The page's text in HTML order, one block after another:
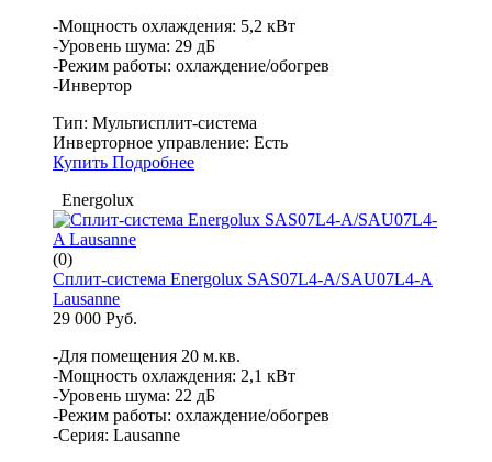
-Мощность охлаждения: 5,2 кВт
-Уровень шума: 29 дБ
-Режим работы: охлаждение/обогрев
-Инвертор
Тип: Мультисплит-система
Инверторное управление: Есть
Купить Подробнее
Energolux
(0)
Сплит-система Energolux SAS07L4-A/SAU07L4-A
Lausanne
29 000 Руб.
-Для помещения 20 м.кв.
-Мощность охлаждения: 2,1 кВт
-Уровень шума: 22 дБ
-Режим работы: охлаждение/обогрев
-Серия: Lausanne